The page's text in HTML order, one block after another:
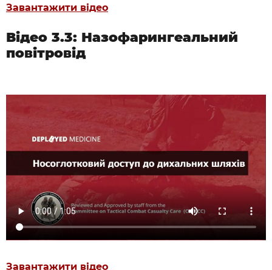
Завантажити відео
Відео 3.3: Назофарингеальний
повітровід
Завантажити відео